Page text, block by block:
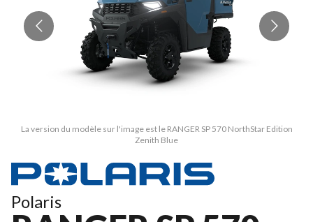
La version du modèle sur l'image est le RANGER SP 570 NorthStar Edition
Zenith Blue
Polaris